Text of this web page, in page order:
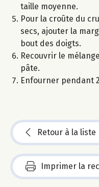
taille moyenne.
Pour la croûte du
secs, ajouter la
bout des doigts.
Recouvrir le
pâte.
Enfourner pendant
Retour à la liste
Imprimer la